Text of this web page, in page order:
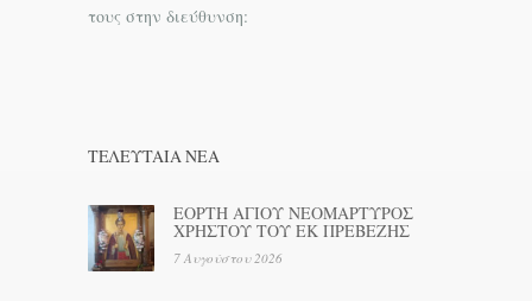
τους στην διεύθυνση:
ΤΕΛΕΥΤΑΊΑ ΝΕΑ
ΕΟΡΤΗ ΑΓΙΟΥ ΝΕΟΜΑΡΤΥΡΟΣ
ΧΡΗΣΤΟΥ ΤΟΥ ΕΚ ΠΡΕΒΕΖΗΣ
7 Αυγούστου 2026